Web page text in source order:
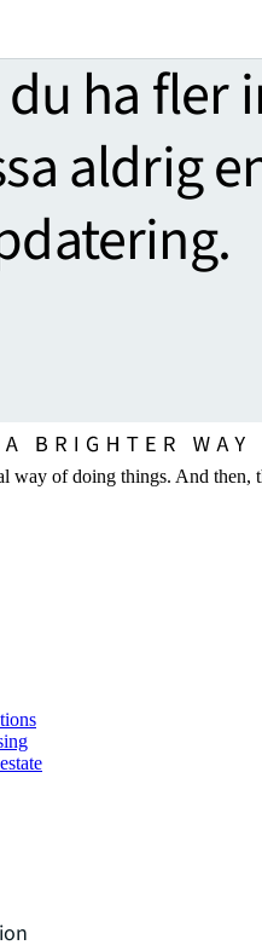
ha fler
aldrig
way of doing things. And